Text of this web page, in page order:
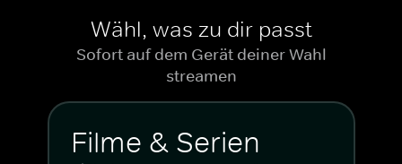
Wähl, was zu dir passt
Sofort auf dem Gerät deiner Wahl
streamen
Filme & Serien